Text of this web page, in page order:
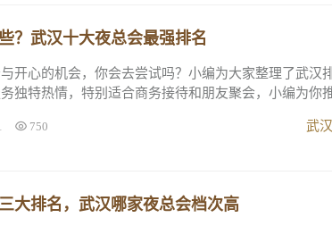
？武汉十大夜总会最强排名
开心的机会，你会去尝试吗？小编为大家整理了武汉
独特热情，特别适合商务接待和朋友聚会，小编为你
！先让我们来了解一下...
750 武
大排名，武汉哪家夜总会档次高